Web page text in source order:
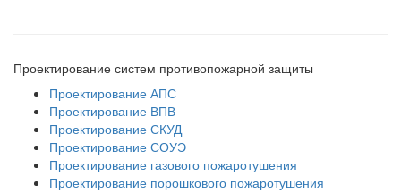
Проектирование систем противопожарной защиты
Проектирование АПС
Проектирование ВПВ
Проектирование СКУД
Проектирование СОУЭ
Проектирование газового пожаротушения
Проектирование порошкового пожаротушения